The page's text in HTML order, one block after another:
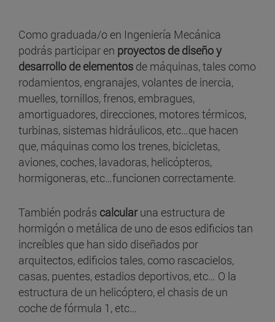
Como graduada/o en Ingeniería Mecánica
podrás participar en proyectos de diseño y
desarrollo de elementos de máquinas, tales como
rodamientos, engranajes, volantes de inercia,
muelles, tornillos, frenos, embragues,
amortiguadores, direcciones, motores térmicos,
turbinas, sistemas hidráulicos, etc…que hacen
que, máquinas como los trenes, bicicletas,
aviones, coches, lavadoras, helicópteros,
hormigoneras, etc…funcionen correctamente.
También podrás calcularuna estructura de
hormigón o metálica de uno de esos edificios tan
increíbles que han sido diseñados por
arquitectos, edificios tales, como rascacielos,
casas, puentes, estadios deportivos, etc… O la
estructura de un helicóptero, el chasis de un
coche de fórmula 1, etc…